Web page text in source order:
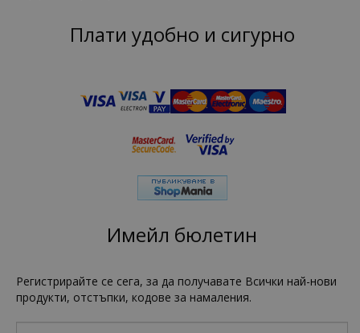
Плати удобно и сигурно
Имейл бюлетин
Регистрирайте се сега, за да получавате Всички най-нови
продукти, отстъпки, кодове за намаления.